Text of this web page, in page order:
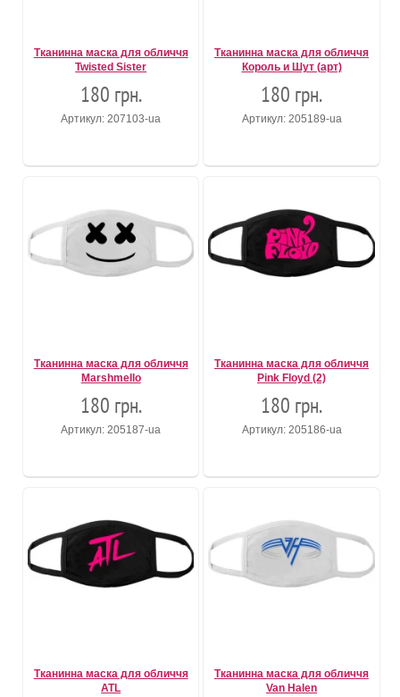
Тканинна маска для обличчя
Twisted Sister
180 грн.
Артикул: 207103-ua
Тканинна маска для обличчя
Король и Шут (арт)
180 грн.
Артикул: 205189-ua
Тканинна маска для обличчя
Marshmello
180 грн.
Артикул: 205187-ua
Тканинна маска для обличчя
Pink Floyd (2)
180 грн.
Артикул: 205186-ua
Тканинна маска для обличчя
ATL
Тканинна маска для обличчя
Van Halen